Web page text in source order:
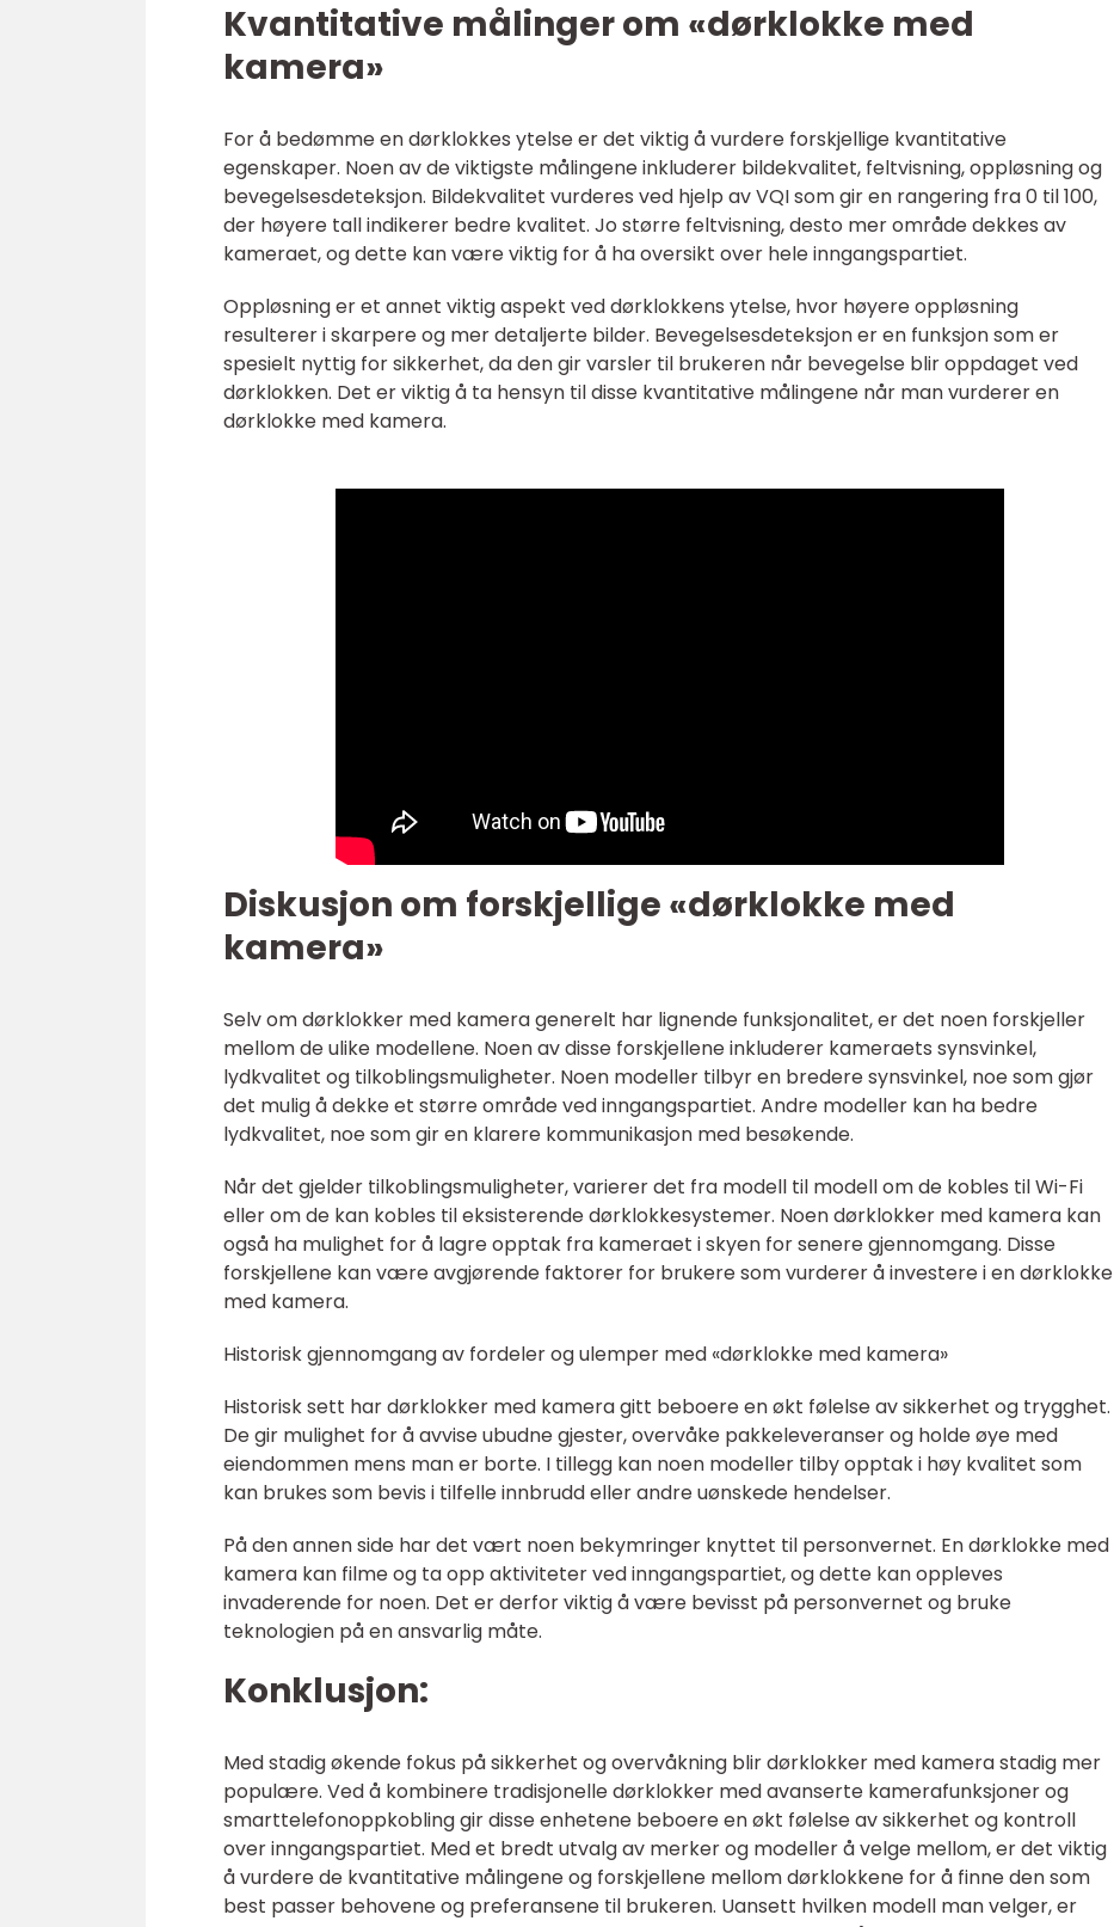
Kvantitative målinger om «dørklokke med
kamera»
For å bedømme en dørklokkes ytelse er det viktig å vurdere forskjellige kvantitative
egenskaper. Noen av de viktigste målingene inkluderer bildekvalitet, feltvisning, oppløsning og
bevegelsesdeteksjon. Bildekvalitet vurderes ved hjelp av VQI som gir en rangering fra 0 til 100,
der høyere tall indikerer bedre kvalitet. Jo større feltvisning, desto mer område dekkes av
kameraet, og dette kan være viktig for å ha oversikt over hele inngangspartiet.
Oppløsning er et annet viktig aspekt ved dørklokkens ytelse, hvor høyere oppløsning
resulterer i skarpere og mer detaljerte bilder. Bevegelsesdeteksjon er en funksjon som er
spesielt nyttig for sikkerhet, da den gir varsler til brukeren når bevegelse blir oppdaget ved
dørklokken. Det er viktig å ta hensyn til disse kvantitative målingene når man vurderer en
dørklokke med kamera.
Diskusjon om forskjellige «dørklokke med
kamera»
Selv om dørklokker med kamera generelt har lignende funksjonalitet, er det noen forskjeller
mellom de ulike modellene. Noen av disse forskjellene inkluderer kameraets synsvinkel,
lydkvalitet og tilkoblingsmuligheter. Noen modeller tilbyr en bredere synsvinkel, noe som gjør
det mulig å dekke et større område ved inngangspartiet. Andre modeller kan ha bedre
lydkvalitet, noe som gir en klarere kommunikasjon med besøkende.
Når det gjelder tilkoblingsmuligheter, varierer det fra modell til modell om de kobles til Wi-Fi
eller om de kan kobles til eksisterende dørklokkesystemer. Noen dørklokker med kamera kan
også ha mulighet for å lagre opptak fra kameraet i skyen for senere gjennomgang. Disse
forskjellene kan være avgjørende faktorer for brukere som vurderer å investere i en dørklokke
med kamera.
Historisk gjennomgang av fordeler og ulemper med «dørklokke med kamera»
Historisk sett har dørklokker med kamera gitt beboere en økt følelse av sikkerhet og trygghet.
De gir mulighet for å avvise ubudne gjester, overvåke pakkeleveranser og holde øye med
eiendommen mens man er borte. I tillegg kan noen modeller tilby opptak i høy kvalitet som
kan brukes som bevis i tilfelle innbrudd eller andre uønskede hendelser.
På den annen side har det vært noen bekymringer knyttet til personvernet. En dørklokke med
kamera kan filme og ta opp aktiviteter ved inngangspartiet, og dette kan oppleves
invaderende for noen. Det er derfor viktig å være bevisst på personvernet og bruke
teknologien på en ansvarlig måte.
Konklusjon:
Med stadig økende fokus på sikkerhet og overvåkning blir dørklokker med kamera stadig mer
populære. Ved å kombinere tradisjonelle dørklokker med avanserte kamerafunksjoner og
smarttelefonoppkobling gir disse enhetene beboere en økt følelse av sikkerhet og kontroll
over inngangspartiet. Med et bredt utvalg av merker og modeller å velge mellom, er det viktig
å vurdere de kvantitative målingene og forskjellene mellom dørklokkene for å finne den som
best passer behovene og preferansene til brukeren. Uansett hvilken modell man velger, er